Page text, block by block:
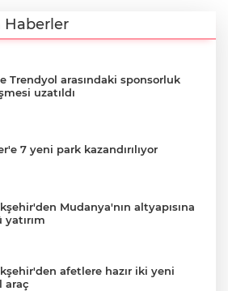
Haberler
Trendyol arasındaki sponsorluk
uzatıldı
7 yeni park kazandırılıyor
Mudanya'nın altyapısına
afetlere hazır iki yeni
araç